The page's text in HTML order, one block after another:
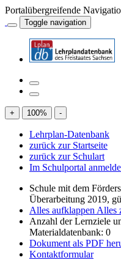
Portalübergreifende
Toggle navigation
+ 100% -
Lehrplan-Datenbank
zurück zur Startseite
zurück zur Schulart
Im Schulportal
Schule mit dem
Überarbeitung 2019,
Alles aufklappen Alles
Anzahl der Lernziele
Materialdatenbank: 0
Dokument als PDF
Kontaktformular